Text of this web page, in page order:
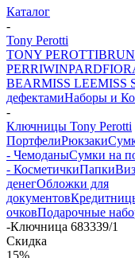
Каталог
-
Tony Perotti
TONY PEROTTI
PERRIWINPARD
BEARMISS LEEMISS
дефектамиНаборы и
-
Ключницы Tony Perotti
ПортфелиРюкзаки
- ЧемоданыСумки на
- КосметичкиПапки
денегОбложки для
документов
очковПодарочные
-Ключница 683339/1
Скидка